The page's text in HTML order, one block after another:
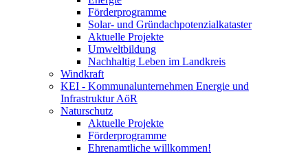
Förderprogramme
Solar- und Gründachpotenzialkataster
Aktuelle Projekte
Umweltbildung
Nachhaltig Leben im Landkreis
Windkraft
KEI - Kommunalunternehmen Energie und
Infrastruktur AöR
Naturschutz
Aktuelle Projekte
Förderprogramme
Ehrenamtliche willkommen!